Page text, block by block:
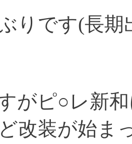
りです(長
がピ○レ新
改装が始ま